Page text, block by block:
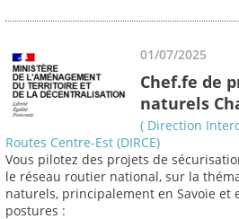
01/07/2025
Chef.fe de
naturels
( Direction
Routes Centre-Est (DIRCE)
Vous pilotez des projets de
le réseau routier national, sur la
naturels, principalement en Savoie et
postures :